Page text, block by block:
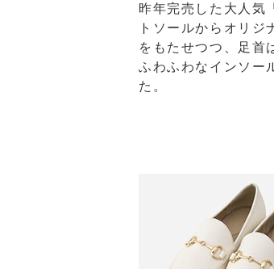
昨年完売した⼤⼈気
トソールからオリ
をもたせつつ、⾜⾸
ふわふわなインソー
た。